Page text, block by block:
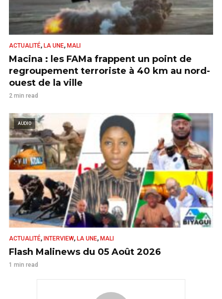
ACTUALITÉ, LA UNE, MALI
Macina : les FAMa frappent un point de
regroupement terroriste à 40 km au nord-
ouest de la ville
2 min read
AUDIO
ACTUALITÉ, INTERVIEW, LA UNE, MALI
Flash Malinews du 05 Août 2026
1 min read